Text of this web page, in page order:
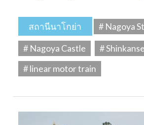
สถานีนาโกย่า
# Nagoya
# Nagoya Castle
#
# linear motor train